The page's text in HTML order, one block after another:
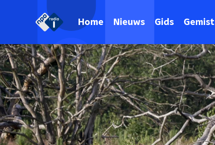
Home Nieuws Gids Gemist